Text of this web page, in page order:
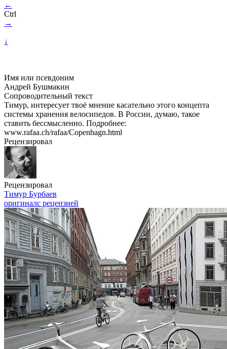
←
Ctrl
→
↓
Имя или псевдоним
Андрей Бушмакин
Сопроводительный текст
Тимур, интересует твоё мнение касательно этого концепта
системы хранения велосипедов. В России, думаю, такое
ставить бессмысленно. Подробнее:
www.rafaa.ch/rafaa/Copenhagn.html
Рецензировал
Рецензировал
Тимур Бурбаев
оригиналс рецензией